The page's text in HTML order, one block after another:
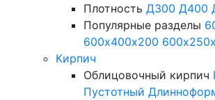
Плотность Д300 Д400
Популярные разделы
600х400х200
Кирпич
Облицовочный кирпич
Пустотный